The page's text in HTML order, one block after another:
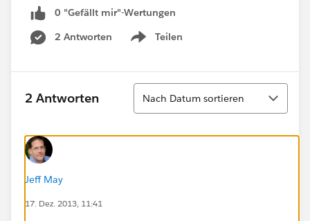
0 "Gefällt mir"-Wertungen
2 Antworten
Teilen
Show menu
2 Antworten
Sortieren
Nach Datum sortieren
Jeff May
17. Dez. 2013, 11:41